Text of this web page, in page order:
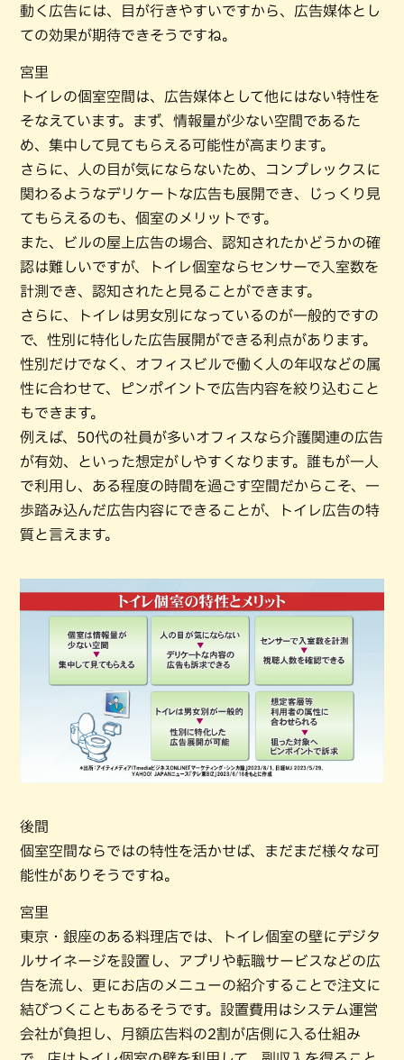
動く広告には、目が行きやすいですから、広告媒体とし
ての効果が期待できそうですね。
宮里
トイレの個室空間は、広告媒体として他にはない特性を
そなえています。まず、情報量が少ない空間であるた
め、集中して見てもらえる可能性が高まります。
さらに、人の目が気にならないため、コンプレックスに
関わるようなデリケートな広告も展開でき、じっくり見
てもらえるのも、個室のメリットです。
また、ビルの屋上広告の場合、認知されたかどうかの確
認は難しいですが、トイレ個室ならセンサーで入室数を
計測でき、認知されたと見ることができます。
さらに、トイレは男女別になっているのが一般的ですの
で、性別に特化した広告展開ができる利点があります。
性別だけでなく、オフィスビルで働く人の年収などの属
性に合わせて、ピンポイントで広告内容を絞り込むこと
もできます。
例えば、50代の社員が多いオフィスなら介護関連の広告
が有効、といった想定がしやすくなります。誰もが一人
で利用し、ある程度の時間を過ごす空間だからこそ、一
歩踏み込んだ広告内容にできることが、トイレ広告の特
質と言えます。
後間
個室空間ならではの特性を活かせば、まだまだ様々な可
能性がありそうですね。
宮里
東京・銀座のある料理店では、トイレ個室の壁にデジタ
ルサイネージを設置し、アプリや転職サービスなどの広
告を流し、更にお店のメニューの紹介することで注文に
結びつくこともあるそうです。設置費用はシステム運営
会社が負担し、月額広告料の2割が店側に入る仕組み